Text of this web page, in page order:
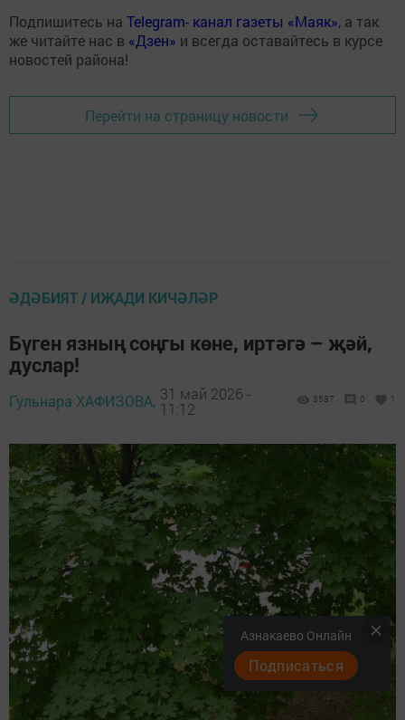
Подпишитесь на Telegram- канал газеты «Маяк», а так
же читайте нас в «Дзен» и всегда оставайтесь в курсе
новостей района!
Перейти на страницу новости
ӘДӘБИЯТ / ИҖАДИ КИЧӘЛӘР
Бүген язның соңгы көне, иртәгә – җәй,
дуслар!
Гульнара ХАФИЗОВА, 31 май 2026 -
11:12
3587 0 1
Азнакаево Онлайн
Подписаться